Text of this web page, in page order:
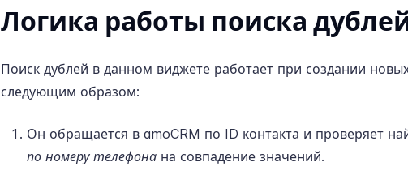
Логика работы поиска
Поиск дублей в данном виджете работает при создании
следующим образом:
Он обращается в amoCRM по ID контакта и проверяет
по номеру телефона на совпадение значений.